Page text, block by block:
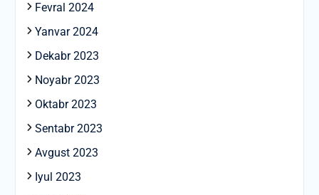
Fevral 2024
Yanvar 2024
Dekabr 2023
Noyabr 2023
Oktabr 2023
Sentabr 2023
Avgust 2023
Iyul 2023